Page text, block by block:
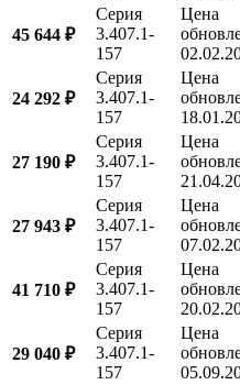
45 644 ₽
Серия
3.407.1-
157
Цена
24 292 ₽
Серия
3.407.1-
157
Цена
27 190 ₽
Серия
3.407.1-
157
Цена
27 943 ₽
Серия
3.407.1-
157
Цена
41 710 ₽
Серия
3.407.1-
157
Цена
29 040 ₽
Серия
3.407.1-
157
Цена